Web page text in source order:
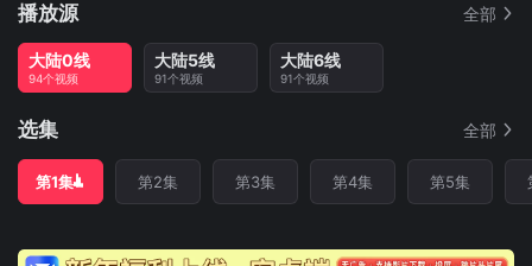
播放源 全部
大陆0线
94个视频
大陆5线
91个视频
大陆6线
91个视频
选集 全部
第1集 第2集 第3集 第4集 第5集